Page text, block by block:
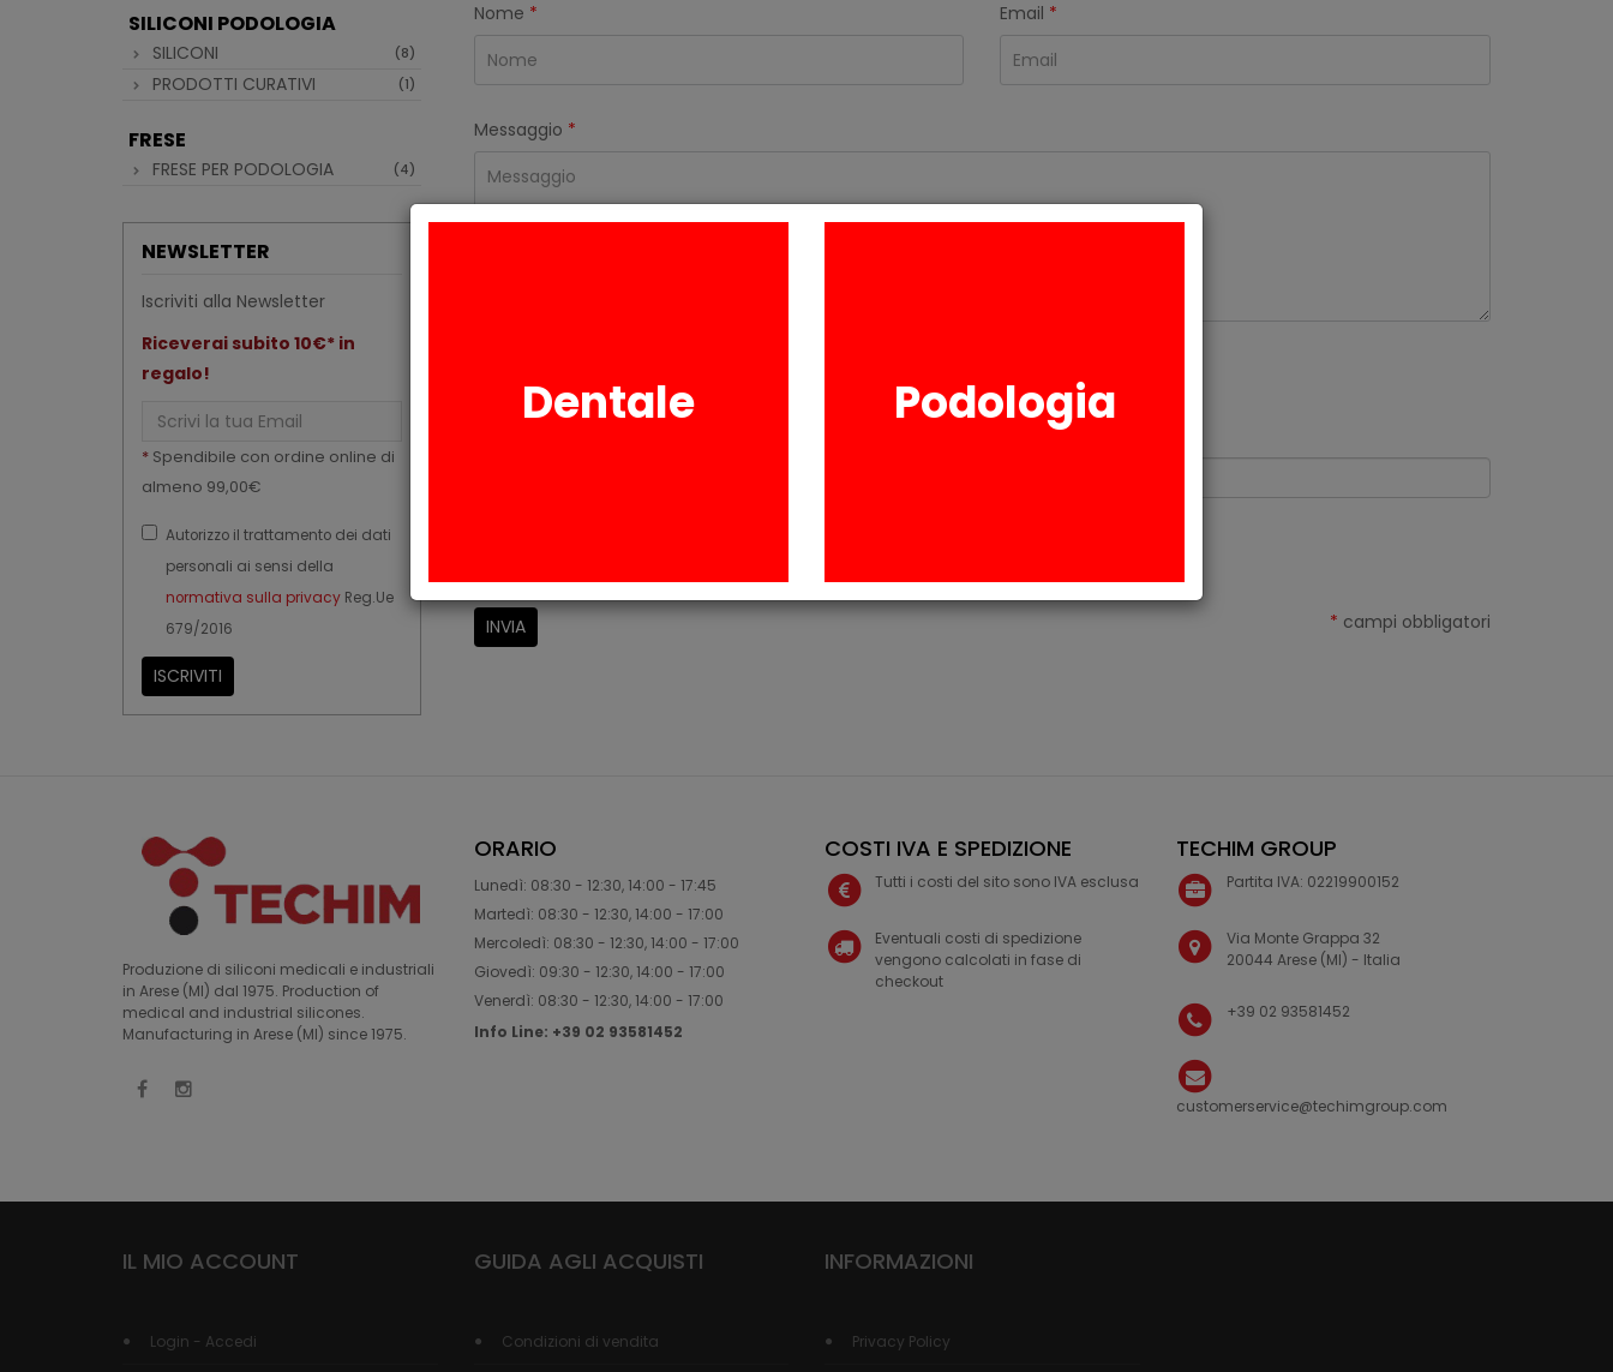
SILICONI PODOLOGIA
SILICONI (8)
PRODOTTI CURATIVI (1)
FRESE
FRESE PER PODOLOGIA (4)
NEWSLETTER
Iscriviti alla Newsletter
Riceverai subito 10€* in
regalo!
Email
* Spendibile con ordine online di
almeno 99,00€
Autorizzo il trattamento dei dati
personali ai sensi della
normativa sulla privacy Reg.Ue
679/2016
ISCRIVITI
Nome * Email *
Messaggio *
INVIA * campi obbligatori
Produzione di siliconi medicali e industriali
in Arese (MI) dal 1975. Production of
medical and industrial silicones.
Manufacturing in Arese (MI) since 1975.
ORARIO
Lunedì: 08:30 - 12:30, 14:00 - 17:45
Martedì: 08:30 - 12:30, 14:00 - 17:00
Mercoledì: 08:30 - 12:30, 14:00 - 17:00
Giovedì: 09:30 - 12:30, 14:00 - 17:00
Venerdì: 08:30 - 12:30, 14:00 - 17:00
Info Line: +39 02 93581452
COSTI IVA E SPEDIZIONE
Tutti i costi del sito sono IVA esclusa
Eventuali costi di spedizione
vengono calcolati in fase di
checkout
TECHIM GROUP
Partita IVA: 02219900152
Via Monte Grappa 32
20044 Arese (MI) - Italia
+39 02 93581452
customerservice@techimgroup.com
IL MIO ACCOUNT
Login - Accedi
GUIDA AGLI ACQUISTI
Condizioni di vendita
INFORMAZIONI
Privacy Policy
Dentale Podologia